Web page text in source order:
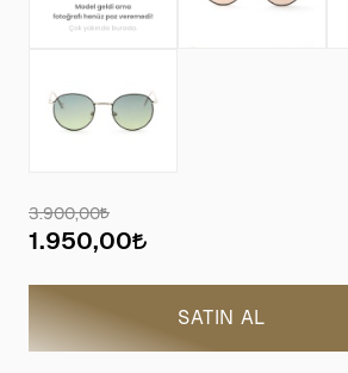
3.900,00
1.950,00
SATIN AL